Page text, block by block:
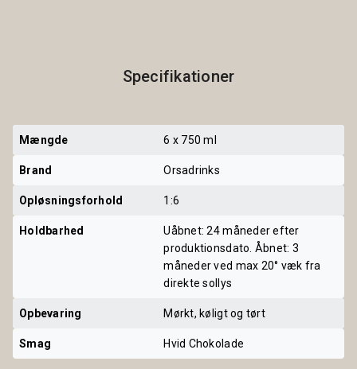
Specifikationer
Mængde 6 x 750 ml
Brand Orsadrinks
Opløsningsforhold 1:6
Holdbarhed
Uåbnet: 24 måneder efter
produktionsdato. Åbnet: 3
måneder ved max 20° væk fra
direkte sollys
Opbevaring Mørkt, køligt og tørt
Smag Hvid Chokolade